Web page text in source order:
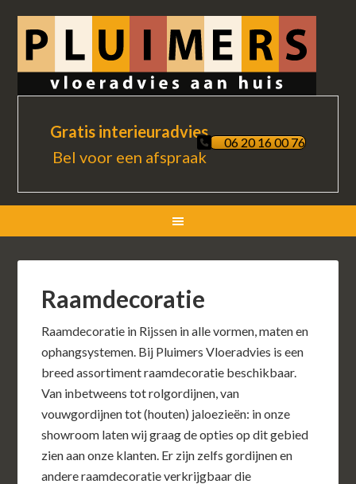
Gratis interieuradvies
Bel voor een afspraak
06 20 16 00 76
Raamdecoratie
Raamdecoratie in Rijssen in alle vormen, maten en
ophangsystemen. Bij Pluimers Vloeradvies is een
breed assortiment raamdecoratie beschikbaar.
Van inbetweens tot rolgordijnen, van
vouwgordijnen tot (houten) jaloezieën: in onze
showroom laten wij graag de opties op dit gebied
zien aan onze klanten. Er zijn zelfs gordijnen en
andere raamdecoratie verkrijgbaar die